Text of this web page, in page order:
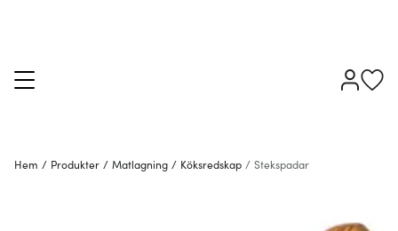
Hem / Produkter / Matlagning / Köksredskap / Stekspadar